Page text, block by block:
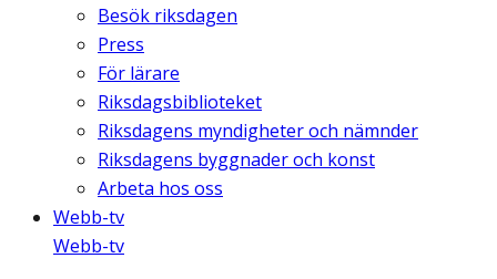
Besök riksdagen
Press
För lärare
Riksdagsbiblioteket
Riksdagens myndigheter och nämnder
Riksdagens byggnader och konst
Arbeta hos oss
Webb-tv
Webb-tv